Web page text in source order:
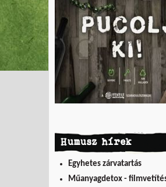
Humusz hírek
Egyhetes zárvatartás
Műanyagdetox -